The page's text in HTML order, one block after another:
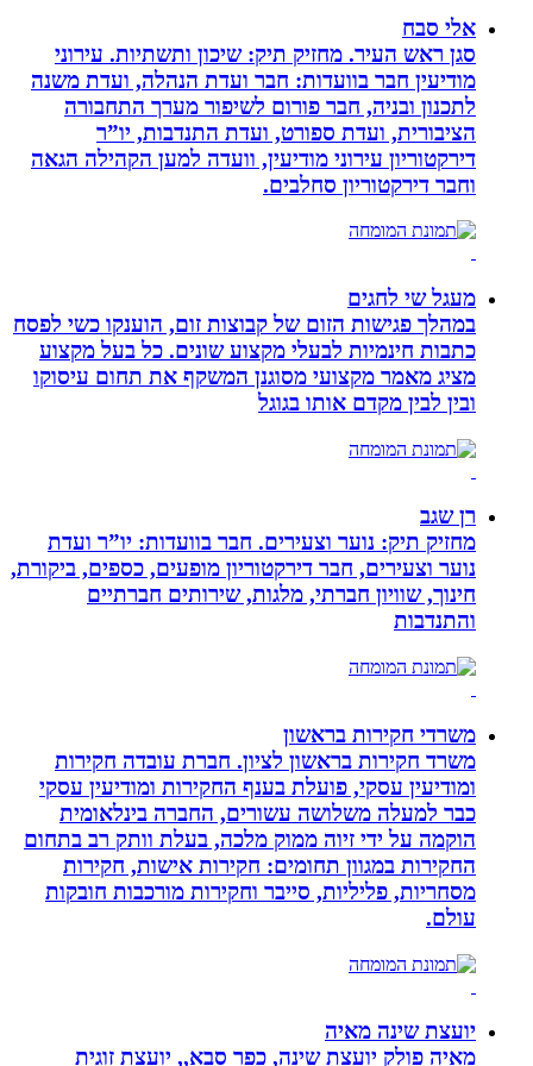
אלי סבח
סגן ראש העיר. מחזיק תיק: שיכון ותשתיות. עירוני
מודיעין חבר בוועדות: חבר ועדת הנהלה, ועדת משנה
לתכנון ובניה, חבר פורום לשיפור מערך התחבורה
הציבורית, ועדת ספורט, ועדת התנדבות, יו”ר
דירקטוריון עירוני מודיעין, וועדה למען הקהילה הגאה
וחבר דירקטוריון סחלבים.
מעגל שי לחגים
במהלך פגישות הזום של קבוצות זום, הוענקו כשי לפסח
כתבות חינמיות לבעלי מקצוע שונים. כל בעל מקצוע
מציג מאמר מקצועי מסוגנן המשקף את תחום עיסוקו
ובין לבין מקדם אותו בגוגל
רן שגב
מחזיק תיק: נוער וצעירים. חבר בוועדות: יו”ר ועדת
נוער וצעירים, חבר דירקטוריון מופעים, כספים, ביקורת,
חינוך, שוויון חברתי, מלגות, שירותים חברתיים
והתנדבות
משרדי חקירות בראשון
משרד חקירות בראשון לציון. חברת עובדה חקירות
ומודיעין עסקי, פועלת בענף החקירות ומודיעין עסקי
כבר למעלה משלושה עשורים, החברה בינלאומית
הוקמה על ידי זיוה ממוק מלכה, בעלת וותק רב בתחום
החקירות במגוון תחומים: חקירות אישות, חקירות
מסחריות, פליליות, סייבר וחקירות מורכבות חובקות
עולם.
יועצת שינה מאיה
מאיה פולק יועצת שינה, כפר סבא,, יועצת זוגית